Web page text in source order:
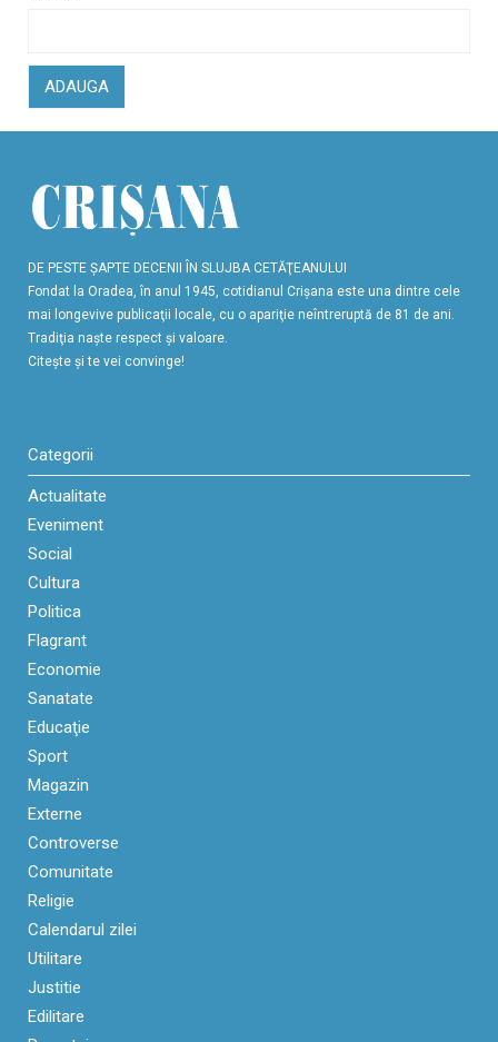
ADAUGA
DE PESTE ŞAPTE DECENII ÎN SLUJBA CETĂŢEANULUI
Fondat la Oradea, în anul 1945, cotidianul Crişana este una dintre cele
mai longevive publicaţii locale, cu o apariţie neîntreruptă de 81 de ani.
Tradiţia naşte respect şi valoare.
Citeşte şi te vei convinge!
Categorii
Actualitate
Eveniment
Social
Cultura
Politica
Flagrant
Economie
Sanatate
Educaţie
Sport
Magazin
Externe
Controverse
Comunitate
Religie
Calendarul zilei
Utilitare
Justitie
Edilitare